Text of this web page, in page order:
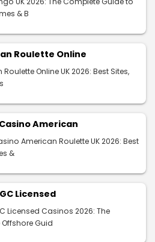
& B
Roulette Online
Roulette Online UK 2026: Best Sites,
American
American Roulette UK 2026: Best
&
Licensed
Licensed Casinos 2026: The
Guid